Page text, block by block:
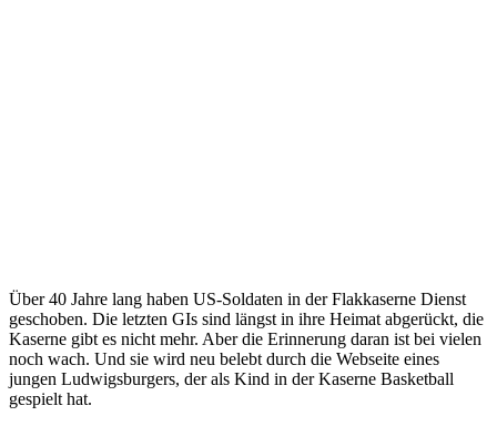
Über 40 Jahre lang haben US-Soldaten in der Flakkaserne Dienst
geschoben. Die letzten GIs sind längst in ihre Heimat abgerückt, die
Kaserne gibt es nicht mehr. Aber die Erinnerung daran ist bei vielen
noch wach. Und sie wird neu belebt durch die Webseite eines
jungen Ludwigsburgers, der als Kind in der Kaserne Basketball
gespielt hat.